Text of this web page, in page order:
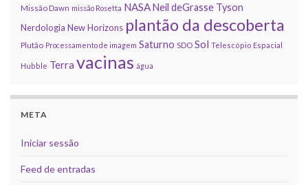
Missão Dawn missão Rosetta NASANeil deGrasse Tyson
Nerdologia New Horizons plantão da descoberta
Plutão Processamento de imagem Saturno SDO Sol Telescópio Espacial
Hubble Terra vacinas água
META
Iniciar sessão
Feed de entradas